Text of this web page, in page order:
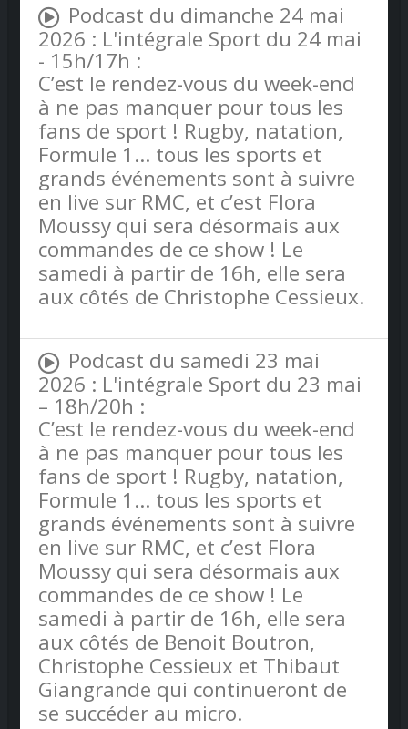
Podcast du dimanche 24 mai
2026 : L'intégrale Sport du 24 mai
- 15h/17h :
C’est le rendez-vous du week-end
à ne pas manquer pour tous les
fans de sport ! Rugby, natation,
Formule 1… tous les sports et
grands événements sont à suivre
en live sur RMC, et c’est Flora
Moussy qui sera désormais aux
commandes de ce show ! Le
samedi à partir de 16h, elle sera
aux côtés de Christophe Cessieux.
Podcast du samedi 23 mai
2026 : L'intégrale Sport du 23 mai
– 18h/20h :
C’est le rendez-vous du week-end
à ne pas manquer pour tous les
fans de sport ! Rugby, natation,
Formule 1… tous les sports et
grands événements sont à suivre
en live sur RMC, et c’est Flora
Moussy qui sera désormais aux
commandes de ce show ! Le
samedi à partir de 16h, elle sera
aux côtés de Benoit Boutron,
Christophe Cessieux et Thibaut
Giangrande qui continueront de
se succéder au micro.